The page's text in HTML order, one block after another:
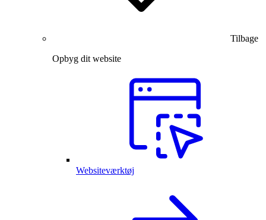
Tilbage
Opbyg dit website
Websiteværktøj